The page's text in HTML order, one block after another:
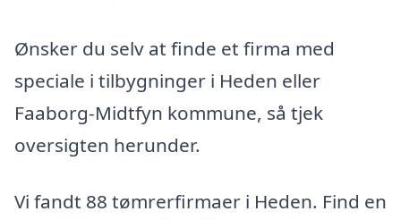
Ønsker du selv at finde et firma med
speciale i tilbygninger i Heden eller
Faaborg-Midtfyn kommune, så tjek
oversigten herunder.
Vi fandt 88 tømrerfirmaer i Heden. Find en